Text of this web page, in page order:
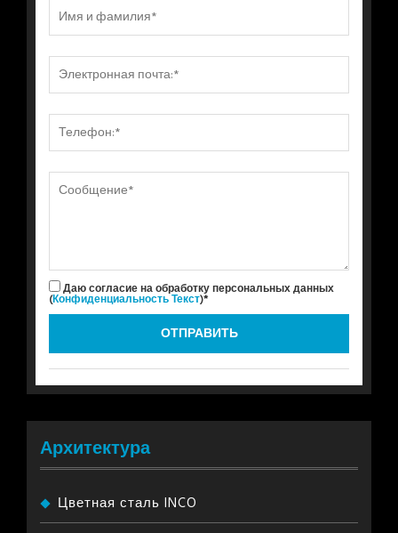
Даю согласие на обработку персональных данных
(Конфиденциальность Текст)*
Архитектура
Цветная сталь INCO